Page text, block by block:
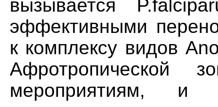
вызывается
эффективными
к комплексу видов
Афротропической
мероприятиям, и